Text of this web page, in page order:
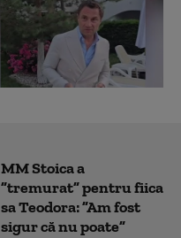
MM Stoica a
”tremurat” pentru fiica
sa Teodora: ”Am fost
sigur că nu poate”